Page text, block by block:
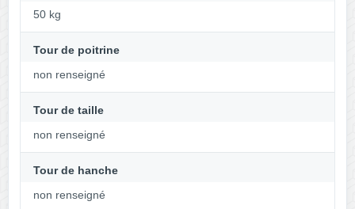
50 kg
Tour de poitrine
non renseigné
Tour de taille
non renseigné
Tour de hanche
non renseigné